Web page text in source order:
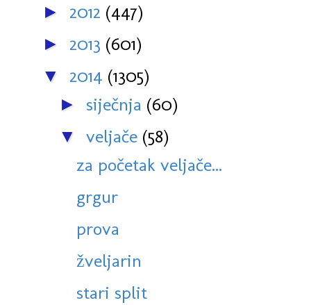
► 2012 (447)
► 2013 (601)
▼ 2014 (1305)
► siječnja (60)
▼ veljače (58)
za početak veljače...
grgur
prova
žveljarin
stari split